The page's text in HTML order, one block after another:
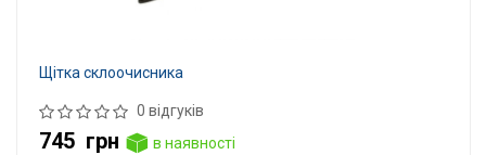
Щітка склоочисника
0 відгуків
745 грн
в наявності